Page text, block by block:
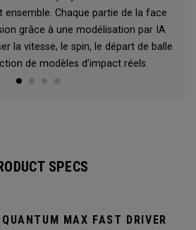
Chaque partie de la face
grâce à une modélisation par IA
la vitesse, le spin, le départ de balle
de modèles d’impact réels.
SPECS
MAX FAST DRIVER